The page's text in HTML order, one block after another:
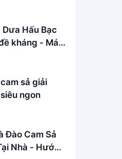
Hấu Bạc
kháng - Mát
sả giải
ngon
Đào Cam Sả
Nhà - Hướng